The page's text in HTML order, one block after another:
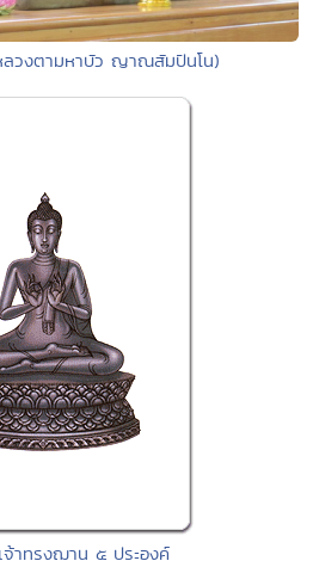
ลวงตามหาบัว ญาณสัมปันโน)
จ้าทรงฌาน ๕ ประองค์